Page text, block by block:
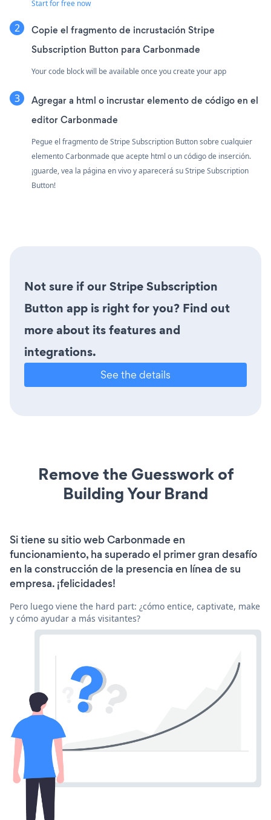
Start for free now
Copie el fragmento de incrustación Stripe
Subscription Button para Carbonmade
Your code block will be available once you create your app
Agregar a html o incrustar elemento de código en el
editor Carbonmade
Pegue el fragmento de Stripe Subscription Button sobre cualquier
elemento Carbonmade que acepte html o un código de inserción.
¡guarde, vea la página en vivo y aparecerá su Stripe Subscription
Button!
Not sure if our Stripe Subscription
Button app is right for you? Find out
more about its features and
integrations.
See the details
Remove the Guesswork of
Building Your Brand
Si tiene su sitio web Carbonmade en
funcionamiento, ha superado el primer gran desafío
en la construcción de la presencia en línea de su
empresa. ¡felicidades!
Pero luego viene the hard part: ¿cómo entice, captivate, make
y cómo ayudar a más visitantes?